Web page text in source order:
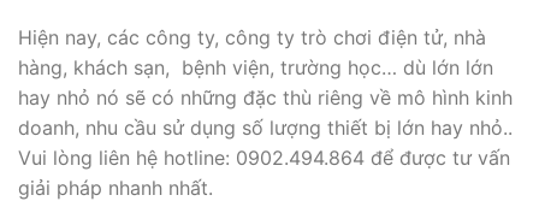
Hiện nay, các công ty, công ty trò chơi điện tử, nhà
hàng, khách sạn, bệnh viện, trường học… dù lớn lớn
hay nhỏ nó sẽ có những đặc thù riêng về mô hình kinh
doanh, nhu cầu sử dụng số lượng thiết bị lớn hay nhỏ..
Vui lòng liên hệ hotline: 0902.494.864 để được tư vấn
giải pháp nhanh nhất.